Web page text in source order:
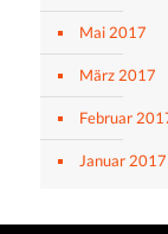
Mai 2017
März 2017
Februar
Januar 2017